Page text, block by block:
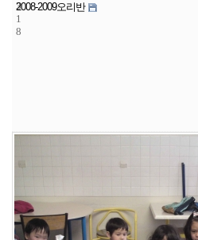
3
1
8
2008-2009오리반